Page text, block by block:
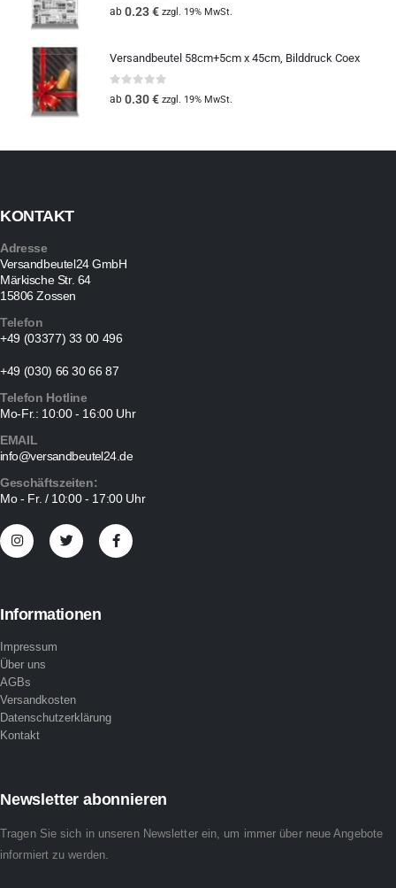
0out of 5
ab 0.23€ zzgl. 19% MwSt.
Versandbeutel 58cm+5cm x 45cm, Bilddruck Coex
0out of 5
ab 0.30€ zzgl. 19% MwSt.
KONTAKT
Adresse
Versandbeutel24 GmbH
Märkische Str. 64
15806 Zossen
Telefon
+49 (03377) 33 00 496
+49 (030) 66 30 66 87
Telefon Hotline
Mo-Fr.: 10:00 - 16:00 Uhr
EMAIL
info@versandbeutel24.de
Geschäftszeiten:
Mo - Fr. / 10:00 - 17:00 Uhr
Informationen
Impressum
Über uns
AGBs
Versandkosten
Datenschutzerklärung
Kontakt
Newsletter abonnieren
Tragen Sie sich in unseren Newsletter ein, um immer über neue Angebote
informiert zu werden.